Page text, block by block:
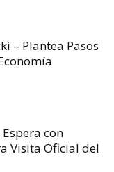
– Plantea Pasos
con
Visita Oficial del